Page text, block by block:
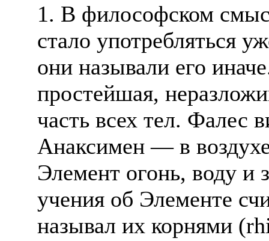
1. В философском
стало употребляться
они называли его
простейшая,
часть всех тел. Фалес
Анаксимен — в
Элемент огонь, воду и
учения об Элементе
называл их корнями